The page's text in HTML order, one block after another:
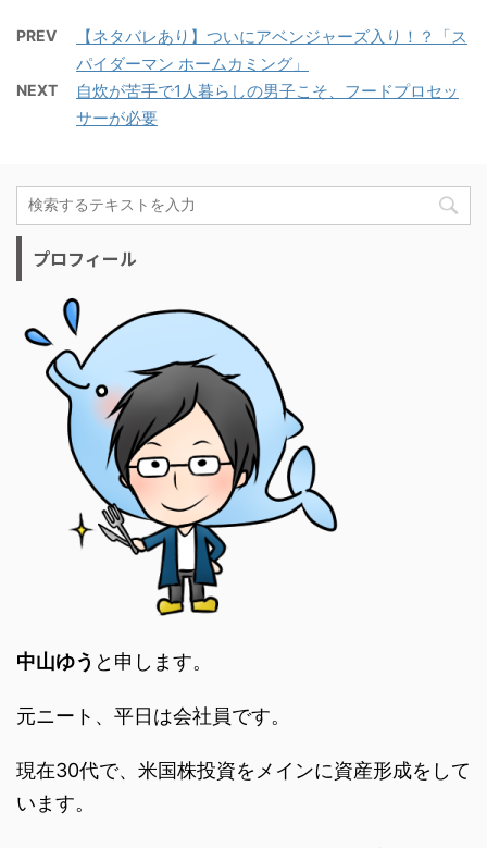
PREV
【ネタバレあり】ついにアベンジャーズ入り！？「ス
パイダーマン ホームカミング」
NEXT
自炊が苦手で1人暮らしの男子こそ、フードプロセッ
サーが必要
プロフィール
中山ゆう と申します。
元ニート、平日は会社員です。
現在30代で、米国株投資をメインに資産形成をして
います。